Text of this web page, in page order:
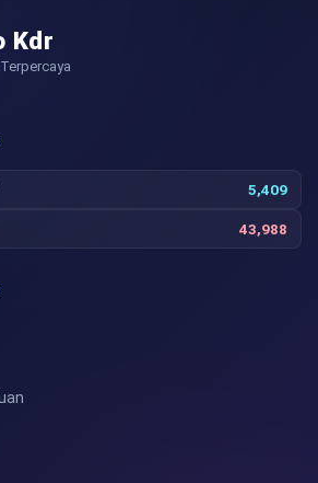
Kdr
5,409
43,988